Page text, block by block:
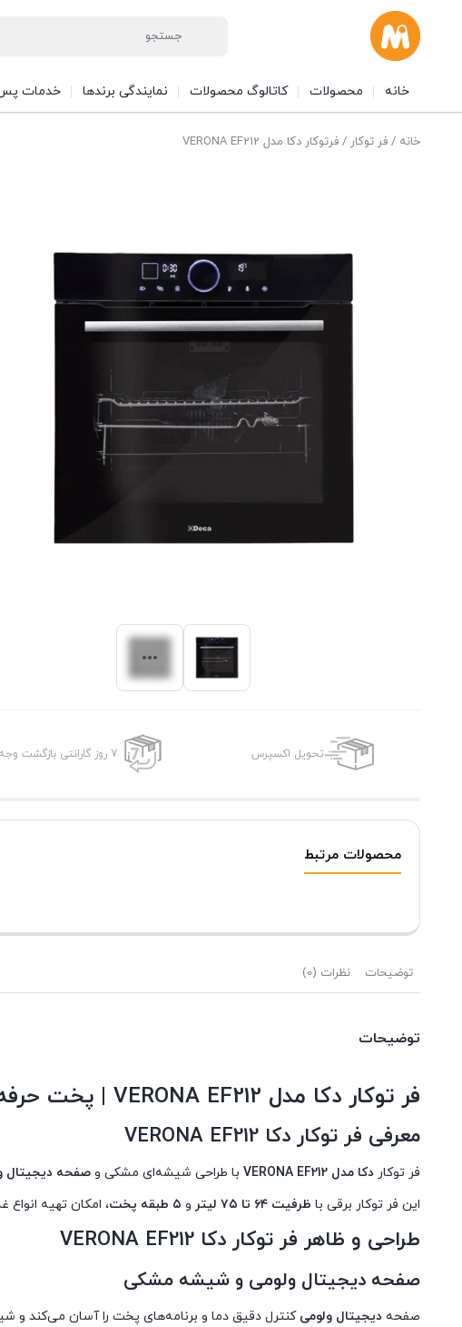
خانه محصولات کاتالوگ محصولات نمایندگی برندها خدمات
خانه /فر توکار / فرتوکار دکا مدل VERONA EF212
تحویل اکسپرس 7 روز گارانتی بازگشت وجه
محصولات مرتبط
توضیحات نظرات (0)
توضیحات
فر توکار دکا مدل VERONA EF212 | پخت حرفه‌ای و آشپزی مدرن
معرفی فر توکار دکا VERONA EF212
فر توکاردکا مدل VERONA EF212 با طراحی شیشه‌ای مشکی وصفحه دیجیتال
این فر توکار برقی با ظرفیت ۶۴ تا ۷۵ لیتر و ۵ طبقه پخت ، امکان تهیه انواع
طراحی و ظاهر فر توکار دکا VERONA EF212
صفحه دیجیتال ولومی و شیشه مشکی
صفحهدیجیتال ولومی کنترل دقیق دما و برنامه‌های پخت را آسان می‌کند